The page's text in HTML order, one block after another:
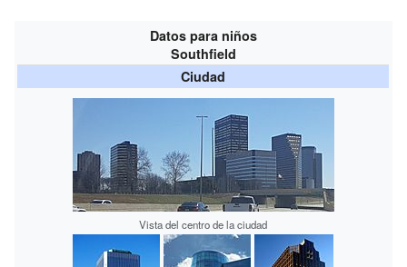
Datos para niños
Southfield
Ciudad
Vista del centro de la ciudad